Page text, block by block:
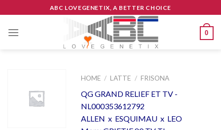
to
content
ABC LOVEGENETIX, A BETTER CHOICE
0
HOME / LATTE / FRISONA
QG GRAND RELIEF ET TV -
NL000353612792
ALLEN x ESQUIMAU x LEO